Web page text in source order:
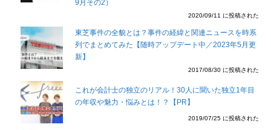
9月その2）
2020/09/11 に投稿された
東芝事件の全貌とは？事件の経緯と関連ニュースを時系
列でまとめてみた【随時アップデート中／2023年5月更
新】
2017/08/30 に投稿された
これが会計士の独立のリアル！30人に聞いた独立1年目
の年収や魅力・悩みとは！？【PR】
2019/07/25 に投稿された